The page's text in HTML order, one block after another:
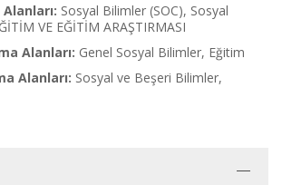
Sosyal Bilimler (SOC), Sosyal
VE EĞİTİM ARAŞTIRMASI
Alanları: Genel Sosyal Bilimler, Eğitim
Alanları: Sosyal ve Beşeri Bilimler,